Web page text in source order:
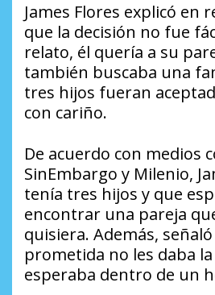
James Flores explicó en
que la decisión no fue
relato, él quería a su
también buscaba una
tres hijos fueran
con cariño.
De acuerdo con medios
SinEmbargo y Milenio,
tenía tres hijos y que
encontrar una pareja
quisiera. Además,
prometida no les daba
esperaba dentro de un